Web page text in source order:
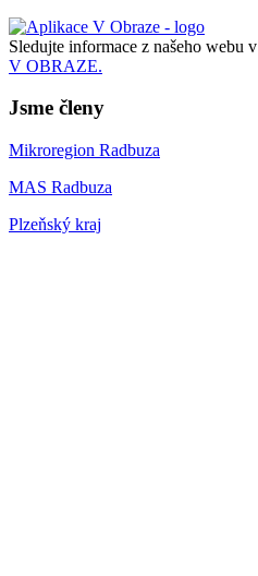
Sledujte informace z našeho webu v
V OBRAZE.
Jsme členy
Mikroregion Radbuza
MAS Radbuza
Plzeňský kraj